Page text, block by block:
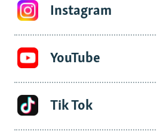
Instagram
YouTube
Tik Tok